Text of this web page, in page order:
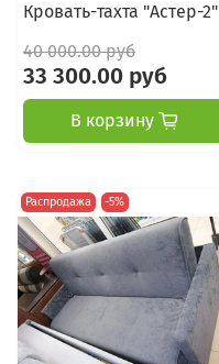
Кровать-тахта "Астер-2"
40 000.00 руб
33 300.00 руб
В корзину
Распродажа -5%